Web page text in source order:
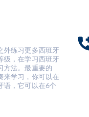
外练习更多西班牙
级，在学习西班牙
方法。最重要的
来学习，你可以在
语，它可以在6个